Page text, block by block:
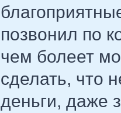
позвонил по
чем болеет
сделать, что
деньги, даже